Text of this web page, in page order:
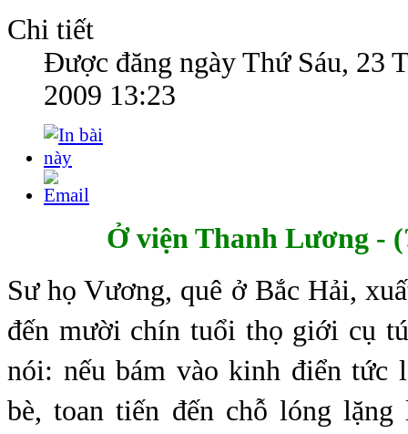
Chi tiết
Được đăng ngày Thứ Sáu, 23
2009 13:23
Ởviện Thanh Lương -
Sư họ Vương, quê ở Bắc Hải,
đến mười chín tuổi thọ giới cụ
nói: nếu bám vào kinh điển tức
bè, toan tiến đến chỗ lóng